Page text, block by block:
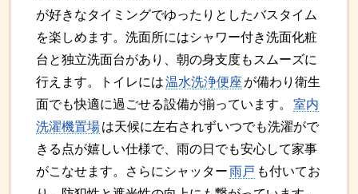
が好きなタイミングでゆったりとしたバスタイム
を楽しめます。洗面所にはシャワー付き洗面化粧
台と独立洗面台があり、朝の身支度もスムーズに
行えます。トイレには温水洗浄便座 が備わり衛生
面でも快適に過ごせる設備が揃っています。
室内
洗濯機置場は天候に左右されずいつでも洗濯がで
きる点が嬉しい仕様で、雨の日でも安心して家事
がこなせます。さらにシャッター雨戸 も付いてお